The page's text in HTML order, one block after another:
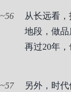
56
从长远看
地段，做
再过20年，
57
另外，时